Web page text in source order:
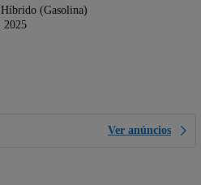
Híbrido (Gasolina)
2025
Ver anúncios